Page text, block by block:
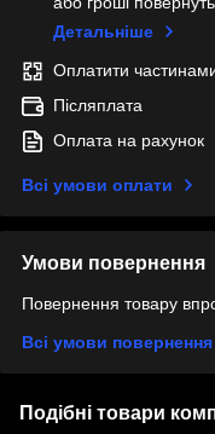
Детальніше
Оплатити
Післяплата
Оплата на рахунок
Всі умови оплати
Умови повернення
Повернення товару
Всі умови повернення
Подібні товари